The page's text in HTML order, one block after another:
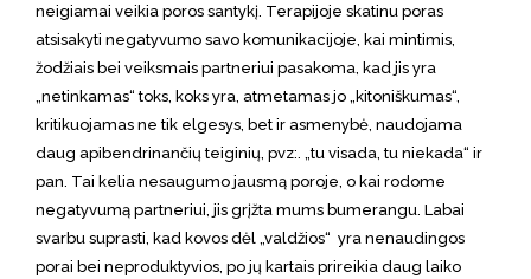
neigiamai veikia poros santykį. Terapijoje skatinu poras
atsisakyti negatyvumo savo komunikacijoje, kai mintimis,
žodžiais bei veiksmais partneriui pasakoma, kad jis yra
„netinkamas“ toks, koks yra, atmetamas jo „kitoniškumas“,
kritikuojamas ne tik elgesys, bet ir asmenybė, naudojama
daug apibendrinančių teiginių, pvz:. „tu visada, tu niekada“ ir
pan. Tai kelia nesaugumo jausmą poroje, o kai rodome
negatyvumą partneriui, jis grįžta mums bumerangu. Labai
svarbu suprasti, kad kovos dėl „valdžios“ yra nenaudingos
porai bei neproduktyvios, po jų kartais prireikia daug laiko